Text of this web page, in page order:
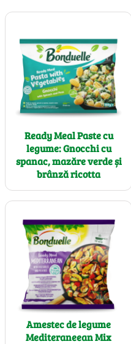
Ready Meal Paste cu
legume: Gnocchi cu
spanac, mazăre verde și
brânză ricotta
Amestec de legume
Mediteraneean Mix